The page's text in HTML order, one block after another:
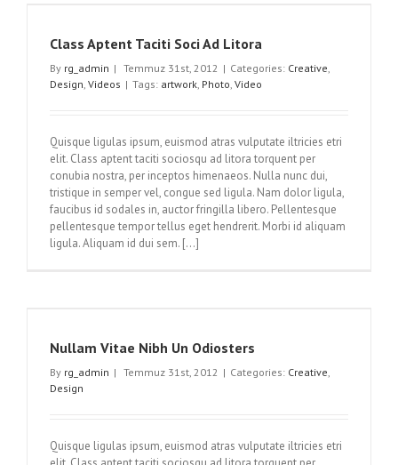
Class Aptent Taciti Soci Ad Litora
By rg_admin | Temmuz 31st, 2012 | Categories: Creative,
Design, Videos | Tags: artwork, Photo, Video
Quisque ligulas ipsum, euismod atras vulputate iltricies etri
elit. Class aptent taciti sociosqu ad litora torquent per
conubia nostra, per inceptos himenaeos. Nulla nunc dui,
tristique in semper vel, congue sed ligula. Nam dolor ligula,
faucibus id sodales in, auctor fringilla libero. Pellentesque
pellentesque tempor tellus eget hendrerit. Morbi id aliquam
ligula. Aliquam id dui sem. [...]
Nullam Vitae Nibh Un Odiosters
By rg_admin | Temmuz 31st, 2012 | Categories: Creative,
Design
Quisque ligulas ipsum, euismod atras vulputate iltricies etri